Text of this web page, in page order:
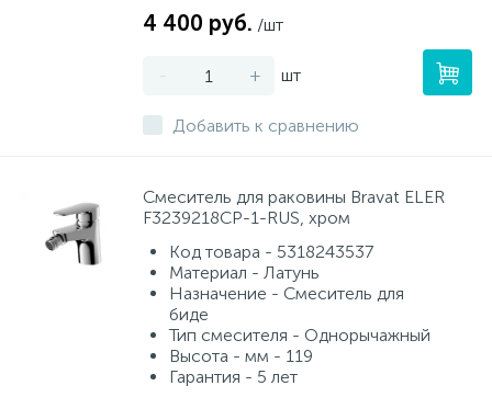
4 400 руб. /шт
- + шт
Добавить к сравнению
Смеситель для раковины Bravat ELER
F3239218CP-1-RUS, хром
Код товара - 5318243537
Материал - Латунь
Назначение - Смеситель для
биде
Тип смесителя - Однорычажный
Высота - мм - 119
Гарантия - 5 лет